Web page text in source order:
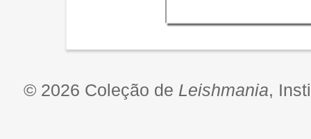
© 2026 Coleção de Leishmania,